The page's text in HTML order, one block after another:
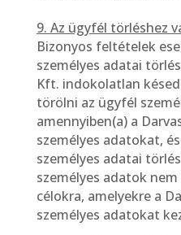
9. Az ügyfél törléshez
Bizonyos feltételek
személyes adatai
Kft. indokolatlan
törölni az ügyfél
amennyiben(a) a
személyes adatokat,
személyes adatai
személyes adatok
célokra, amelyekre a
személyes adatokat